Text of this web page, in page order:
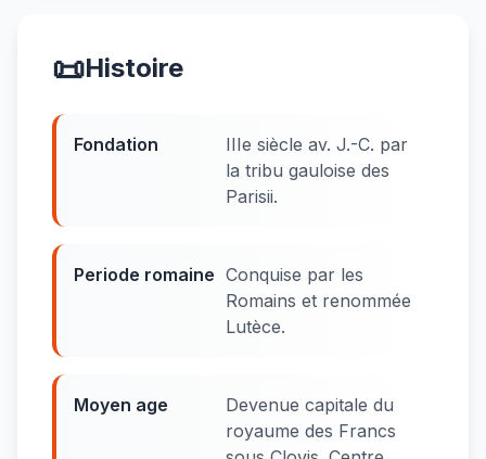
📜Histoire
Fondation
IIIe siècle av. J.-C. par
la tribu gauloise des
Parisii.
Periode romaine Conquise par les
Romains et renommée
Lutèce.
Moyen age
Devenue capitale du
royaume des Francs